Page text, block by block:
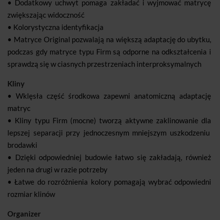
• Dodatkowy uchwyt pomaga zakładać i wyjmować matrycę
zwiększając widoczność
• Kolorystyczna identyfikacja
• Matryce Original pozwalają na większą adaptację do ubytku,
podczas gdy matryce typu Firm są odporne na odkształcenia i
sprawdzą się w ciasnych przestrzeniach interproksymalnych
Kliny
• Wklęsła część środkowa zapewni anatomiczną adaptację
matryc
• Kliny typu Firm (mocne) tworzą aktywne zaklinowanie dla
lepszej separacji przy jednoczesnym mniejszym uszkodzeniu
brodawki
• Dzięki odpowiedniej budowie łatwo się zakładają, również
jeden na drugi w razie potrzeby
• Łatwe do rozróżnienia kolory pomagają wybrać odpowiedni
rozmiar klinów
Organizer